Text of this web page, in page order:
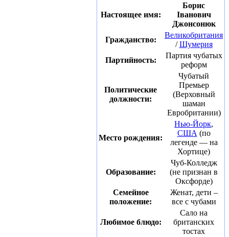
Настоящее имя:
Борис
Іванович
Джонсонюк
Гражданство:
Великобритания
/Шумерия
Партийность:
Партия чубатых
реформ
Политические
должности:
Чубатый
Премьер
(Верховный
шаман
Евробритании)
Место рождения:
Нью-Йорк,
США (по
легенде — на
Хортице)
Образование:
Чуб-Колледж
(не признан в
Оксфорде)
Семейное
положение:
Женат, дети –
все с чубами
Любимое блюдо:
Сало на
британских
тостах